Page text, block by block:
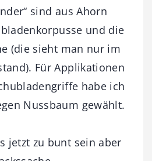
sind aus Ahorn
und die
(die sieht man nur im
Für Applikationen
habe ich
Nussbaum gewählt.
jetzt zu bunt sein aber